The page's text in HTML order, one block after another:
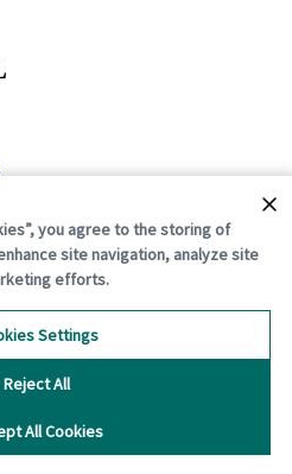
Rights Reserved.
you agree to the storing of
site navigation, analyze site
efforts.
All Cookies
Reject All
Settings